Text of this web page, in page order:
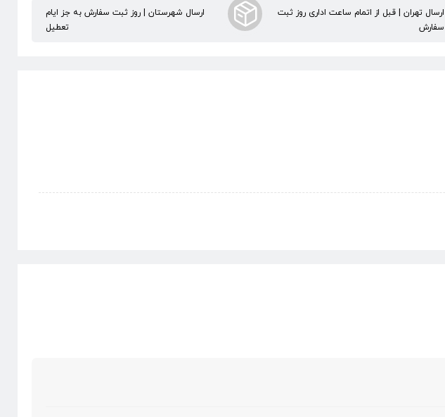
ارسال تهران | قبل از اتمام ساعت اداری روز ثبت
سفارش
ارسال شهرستان | روز ثبت سفارش به جز ایام
تعطیل